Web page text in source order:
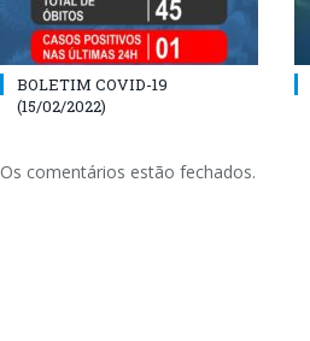
BOLETIM COVID-19
(15/02/2022)
Os comentários estão fechados.